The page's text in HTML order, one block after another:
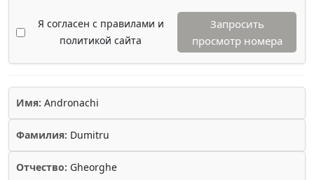
Я согласен с правилами и
политикой сайта
Запросить
просмотр номера
Имя: Andronachi
Фамилия: Dumitru
Отчество: Gheorghe